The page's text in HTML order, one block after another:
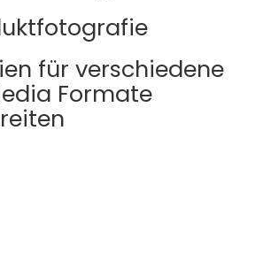
für verschiedene
Formate